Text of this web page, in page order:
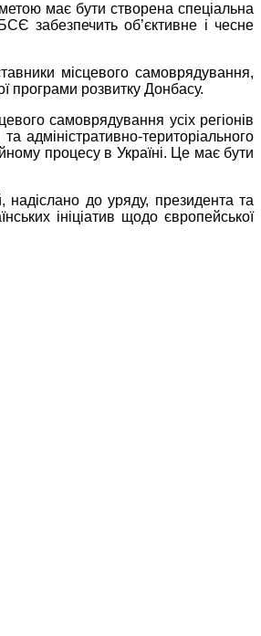
має бути створена спеціальна
забезпечить об’єктивне і чесне
місцевого самоврядування,
програми розвитку Донбасу.
самоврядування усіх регіонів
територіального
процесу в Україні. Це має бути
до уряду, президента та
ініціатив щодо європейської